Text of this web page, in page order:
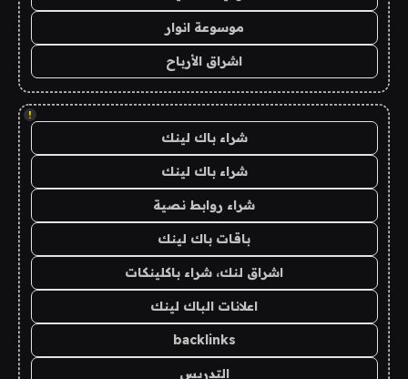
موسوعة انوار
اشراق الأرباح
!
شراء باك لينك
شراء باك لينك
شراء روابط نصية
باقات باك لينك
اشراق لنك، شراء باكلينكات
اعلانات الباك لينك
backlinks
التدريس